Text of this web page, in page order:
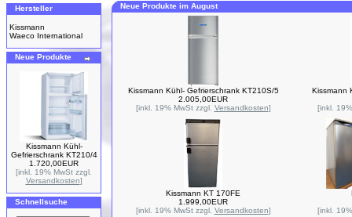
Hersteller
Kissmann
Waeco International
Neue Produkte
Kissmann Kühl-
Gefrierschrank KT210/4
1.720,00EUR
[inkl. 19% MwSt zzgl.
Versandkosten]
Schnellsuche
Neue Produkte im August
Kissmann Kühl- Gefrierschrank KT210S/5
2.005,00EUR
[inkl. 19% MwSt zzgl. Versandkosten]
Kissmann
[inkl.
Kissmann KT 170FE
1.999,00EUR
[inkl. 19% MwSt zzgl. Versandkosten]
[inkl.